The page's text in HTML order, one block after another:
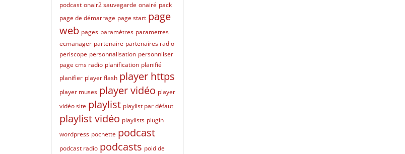
podcast onair2 sauvegarde onairé pack
page de démarrage page start page
web pages paramètres parametres
ecmanager partenaire partenaires radio
periscope personnalisation personnliser
page cms radio planification planifié
planifier player flash player https
player muses player vidéo player
vidéo site playlist playlist par défaut
playlist vidéo playlists plugin
wordpress pochette podcast
podcast radio podcasts poid de